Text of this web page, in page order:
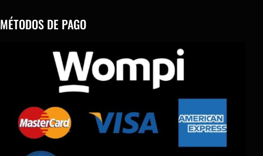
MÉTODOS DE PAGO